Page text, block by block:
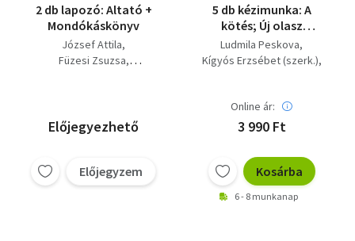
2 db lapozó: Altató +
Mondókáskönyv
József Attila
Füzesi Zsuzsa
Előjegyezhető
Előjegyzem
5 db kézimunka: A
kötés; Új olasz
kötőkönyv;
Kötőmintakönyv;
Ludmila Peskova
Kígyós Erzsébet (szerk.)
Online ár:
3 990 Ft
Kosárba
6 - 8 munkanap